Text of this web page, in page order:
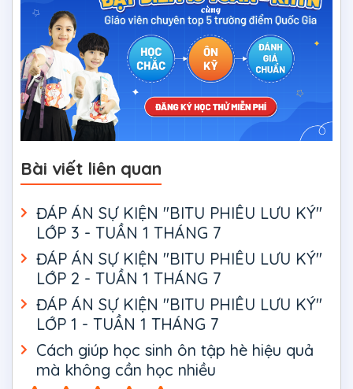
Bài viết liên quan
ĐÁP ÁN SỰ KIỆN "BITU PHIÊU LƯU KÝ"
LỚP 3 - TUẦN 1 THÁNG 7
ĐÁP ÁN SỰ KIỆN "BITU PHIÊU LƯU KÝ"
LỚP 2 - TUẦN 1 THÁNG 7
ĐÁP ÁN SỰ KIỆN "BITU PHIÊU LƯU KÝ"
LỚP 1 - TUẦN 1 THÁNG 7
Cách giúp học sinh ôn tập hè hiệu quả
mà không cần học nhiều